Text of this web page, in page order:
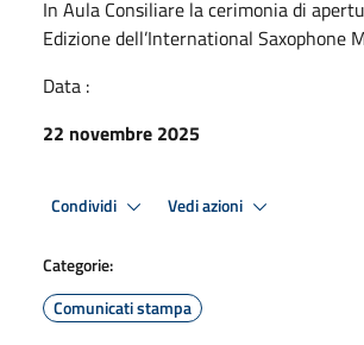
In Aula Consiliare la cerimonia di
Edizione dell’International Saxophone
Data :
22 novembre 2025
Condividi Vedi azioni
Categorie:
Comunicati stampa